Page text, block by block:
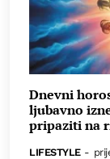
Dnevni
ljubavno
pripaziti na
LIFESTYLE -